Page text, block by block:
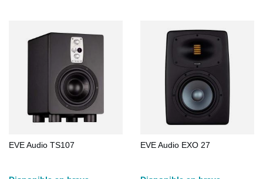
EVE Audio TS107 EVE Audio EXO 27